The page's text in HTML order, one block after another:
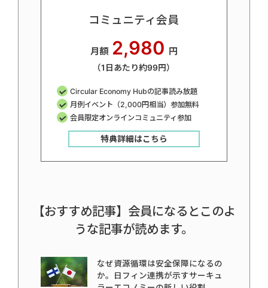
コミュニティ会員
月額 2,980 円
（1日あたり約99円）
Circular Economy Hubの記事読み放題
月例イベント（2,000円相当）参加無料
会員限定オンラインコミュニティ参加
特典詳細はこちら
【おすすめ記事】会員になるとこのよ
うな記事が読めます。
なぜ資源循環は安全保障になるの
か。日フィン連携が示すサーキュ